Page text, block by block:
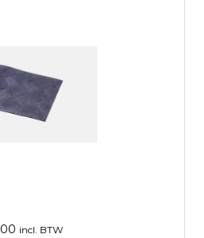
incl. BTW